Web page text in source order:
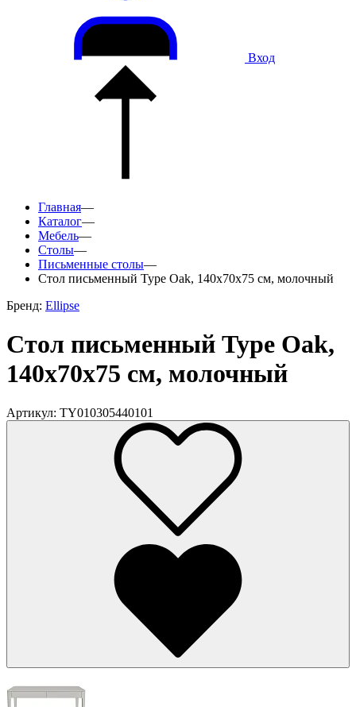
Вход
Главная—
Каталог—
Мебель—
Столы—
Письменные столы—
Стол письменный Type Oak, 140х70х75 см, молочный
Бренд: Ellipse
Стол письменный Type Oak,
140х70х75 см, молочный
Артикул: TY010305440101